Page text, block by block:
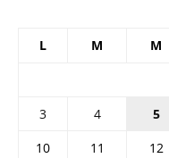
L M M
3
4 5
10
11 12